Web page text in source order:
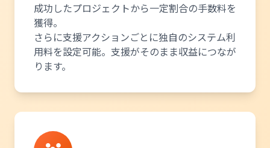
成功したプロジェクトから一定割合の手数料を
獲得。
さらに支援アクションごとに独自のシステム利
用料を設定可能。支援がそのまま収益につなが
ります。